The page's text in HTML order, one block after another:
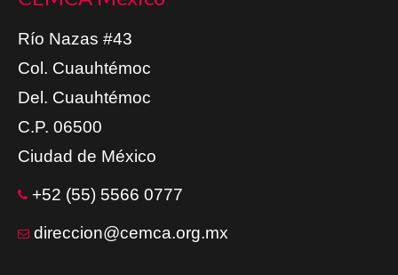
Río Nazas #43
Col. Cuauhtémoc
Del. Cuauhtémoc
C.P. 06500
Ciudad de México
+52 (55) 5566 0777
direccion@cemca.org.mx